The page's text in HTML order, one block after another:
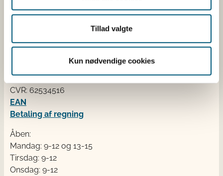
Tillad valgte
Kun nødvendige cookies
Fødevarestyrelsen
Tlf. 72 2​​​7 69 00
CVR: 62534516
EAN
Betaling af regning
Åben:
Mandag: 9-12 og 13-15
Tirsdag: 9-12
Onsdag: 9-12